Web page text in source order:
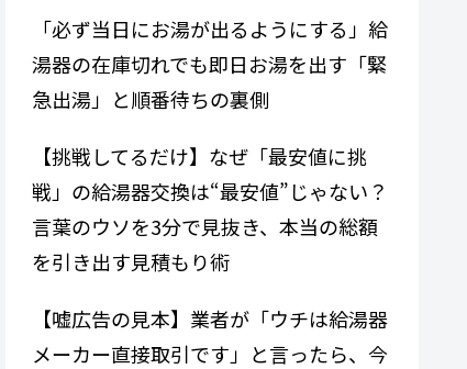
「必ず当日にお湯が出るようにする」給
湯器の在庫切れでも即日お湯を出す「緊
急出湯」と順番待ちの裏側
【挑戦してるだけ】なぜ「最安値に挑
戦」の給湯器交換は“最安値”じゃない？
言葉のウソを3分で見抜き、本当の総額
を引き出す見積もり術
【嘘広告の見本】業者が「ウチは給湯器
メーカー直接取引です」と言ったら、今